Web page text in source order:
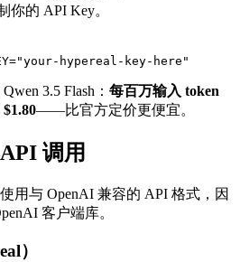
你的 API Key。
3.5 Flash： 每百万输入 token
——比官方定价更便宜。
调用
使用与 OpenAI 兼容的 API 格式，因
客户端库。
）